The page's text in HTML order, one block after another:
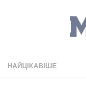
НАЙЦІКАВІШЕ